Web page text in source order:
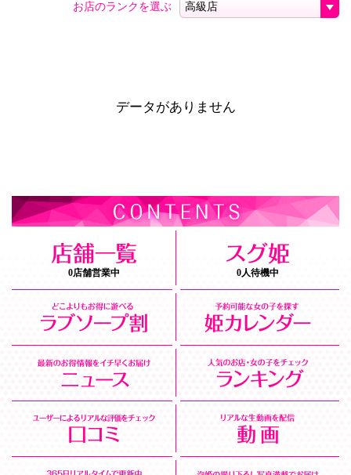
お店のランクを選ぶ
データがありません
0店舗営業中 0人待機中